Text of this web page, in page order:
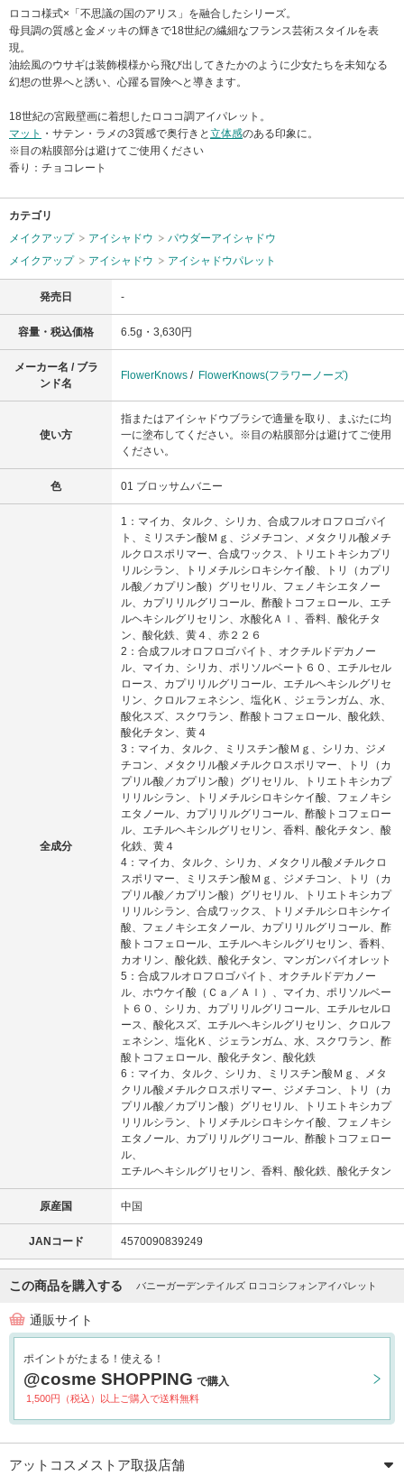
ロココ様式×「不思議の国のアリス」を融合したシリーズ。
母貝調の質感と金メッキの輝きで18世紀の繊細なフランス芸術スタイルを表
現。
油絵風のウサギは装飾模様から飛び出してきたかのように少女たちを未知なる
幻想の世界へと誘い、心躍る冒険へと導きます。
18世紀の宮殿壁画に着想したロココ調アイパレット。
マット ・サテン・ラメの3質感で奥行きと 立体感のある印象に。
※目の粘膜部分は避けてご使用ください
香り：チョコレート
カテゴリ
メイクアップ
アイシャドウ
パウダーアイシャドウ
メイクアップ
アイシャドウ アイシャドウパレット
発売日 -
容量・税込価格 6.5g・3,630円
メーカー名 / ブラ
ンド名
FlowerKnows / FlowerKnows(フラワーノーズ)
使い方
指またはアイシャドウブラシで適量を取り、まぶたに均
一に塗布してください。※目の粘膜部分は避けてご使用
ください。
色 01 ブロッサムバニー
全成分
1：マイカ、タルク、シリカ、合成フルオロフロゴパイ
ト、ミリスチン酸Ｍｇ、ジメチコン、メタクリル酸メチ
ルクロスポリマー、合成ワックス、トリエトキシカプリ
リルシラン、トリメチルシロキシケイ酸、トリ（カプリ
ル酸／カプリン酸）グリセリル、フェノキシエタノー
ル、カプリリルグリコール、酢酸トコフェロール、エチ
ルヘキシルグリセリン、水酸化Ａｌ、香料、酸化チタ
ン、酸化鉄、黄４、赤２２６
2：合成フルオロフロゴパイト、オクチルドデカノー
ル、マイカ、シリカ、ポリソルベート６０、エチルセル
ロース、カプリリルグリコール、エチルヘキシルグリセ
リン、クロルフェネシン、塩化Ｋ、ジェランガム、水、
酸化スズ、スクワラン、酢酸トコフェロール、酸化鉄、
酸化チタン、黄４
3：マイカ、タルク、ミリスチン酸Ｍｇ、シリカ、ジメ
チコン、メタクリル酸メチルクロスポリマー、トリ（カ
プリル酸／カプリン酸）グリセリル、トリエトキシカプ
リリルシラン、トリメチルシロキシケイ酸、フェノキシ
エタノール、カプリリルグリコール、酢酸トコフェロー
ル、エチルヘキシルグリセリン、香料、酸化チタン、酸
化鉄、黄４
4：マイカ、タルク、シリカ、メタクリル酸メチルクロ
スポリマー、ミリスチン酸Ｍｇ、ジメチコン、トリ（カ
プリル酸／カプリン酸）グリセリル、トリエトキシカプ
リリルシラン、合成ワックス、トリメチルシロキシケイ
酸、フェノキシエタノール、カプリリルグリコール、酢
酸トコフェロール、エチルヘキシルグリセリン、香料、
カオリン、酸化鉄、酸化チタン、マンガンバイオレット
5：合成フルオロフロゴパイト、オクチルドデカノー
ル、ホウケイ酸（Ｃａ／Ａｌ）、マイカ、ポリソルベー
ト６０、シリカ、カプリリルグリコール、エチルセルロ
ース、酸化スズ、エチルヘキシルグリセリン、クロルフ
ェネシン、塩化Ｋ、ジェランガム、水、スクワラン、酢
酸トコフェロール、酸化チタン、酸化鉄
6：マイカ、タルク、シリカ、ミリスチン酸Ｍｇ、メタ
クリル酸メチルクロスポリマー、ジメチコン、トリ（カ
プリル酸／カプリン酸）グリセリル、トリエトキシカプ
リリルシラン、トリメチルシロキシケイ酸、フェノキシ
エタノール、カプリリルグリコール、酢酸トコフェロー
ル、
エチルヘキシルグリセリン、香料、酸化鉄、酸化チタン
原産国 中国
JANコード 4570090839249
この商品を購入する バニーガーデンテイルズ ロココシフォンアイパレット
通販サイト
ポイントがたまる！使える！
@cosme SHOPPING で購入
1,500円（税込）以上ご購入で送料無料
アットコスメストア取扱店舗